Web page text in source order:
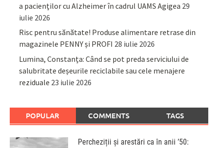
a pacienților cu Alzheimer în cadrul UAMS Agigea 29
iulie 2026
Risc pentru sănătate! Produse alimentare retrase din
magazinele PENNY și PROFI 28 iulie 2026
Lumina, Constanța: Când se pot preda serviciului de
salubritate deșeurile reciclabile sau cele menajere
reziduale 23 iulie 2026
POPULAR COMMENTS TAGS
Percheziții și arestări ca în anii ’50: